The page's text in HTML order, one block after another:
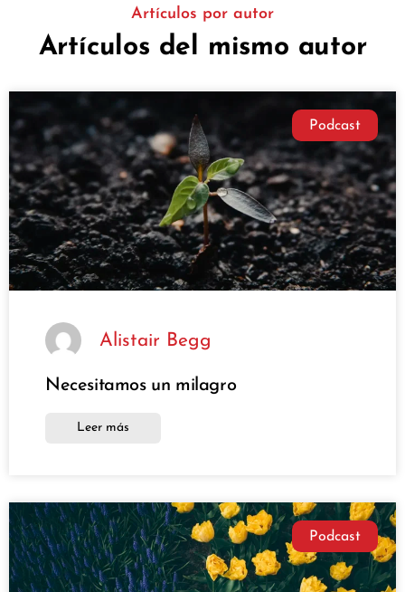
Artículos por autor
Artículos del mismo autor
Podcast
Alistair Begg
Necesitamos un milagro
Leer más
Podcast